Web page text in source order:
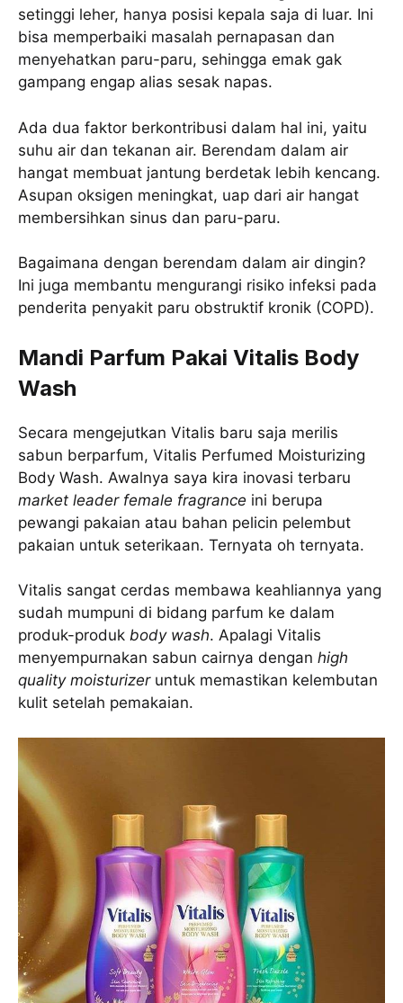
setinggi leher, hanya posisi kepala saja di luar. Ini
bisa memperbaiki masalah pernapasan dan
menyehatkan paru-paru, sehingga emak gak
gampang engap alias sesak napas.
Ada dua faktor berkontribusi dalam hal ini, yaitu
suhu air dan tekanan air. Berendam dalam air
hangat membuat jantung berdetak lebih kencang.
Asupan oksigen meningkat, uap dari air hangat
membersihkan sinus dan paru-paru.
Bagaimana dengan berendam dalam air dingin?
Ini juga membantu mengurangi risiko infeksi pada
penderita penyakit paru obstruktif kronik (COPD).
Mandi Parfum Pakai Vitalis Body
Wash
Secara mengejutkan Vitalis baru saja merilis
sabun berparfum, Vitalis Perfumed Moisturizing
Body Wash. Awalnya saya kira inovasi terbaru
market leader female fragrance ini berupa
pewangi pakaian atau bahan pelicin pelembut
pakaian untuk seterikaan. Ternyata oh ternyata.
Vitalis sangat cerdas membawa keahliannya yang
sudah mumpuni di bidang parfum ke dalam
produk-produk body wash. Apalagi Vitalis
menyempurnakan sabun cairnya dengan high
quality moisturizer untuk memastikan kelembutan
kulit setelah pemakaian.